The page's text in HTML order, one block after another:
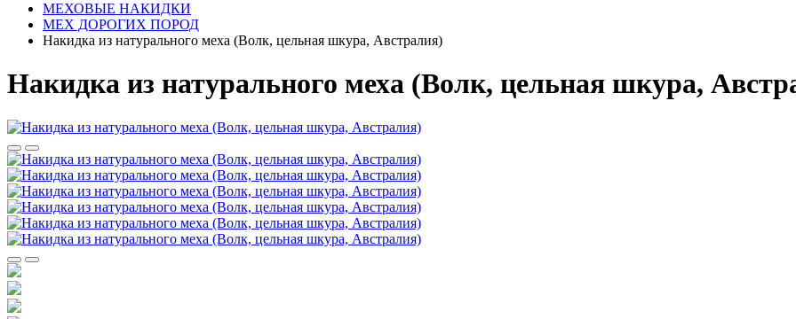
МЕХОВЫЕ НАКИДКИ
МЕХ ДОРОГИХ ПОРОД
Накидка из натурального меха (Волк, цельная шкура, Австралия)
Накидка из натурального меха (Волк, цельная шкура,